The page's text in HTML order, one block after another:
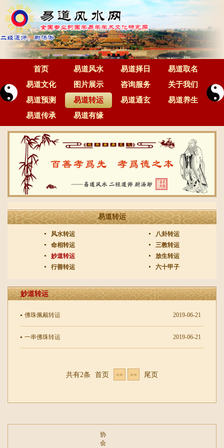
首页 易道风水 易道择日
易道取名
易道文化
图片展示 咨询服务
关于我们
易道预测
易道转运 易道通玄
易道养生
易道传承
易道有缘
易道转运
风水转运
八卦转运
命相转运
三教转运
妙道转运
放生转运
行善转运
六十甲子
妙道转运
佛珠佩戴转运 2019-06-21
一串佛珠转运 2019-06-21
共有2条 首页 << >> 尾页
协
会